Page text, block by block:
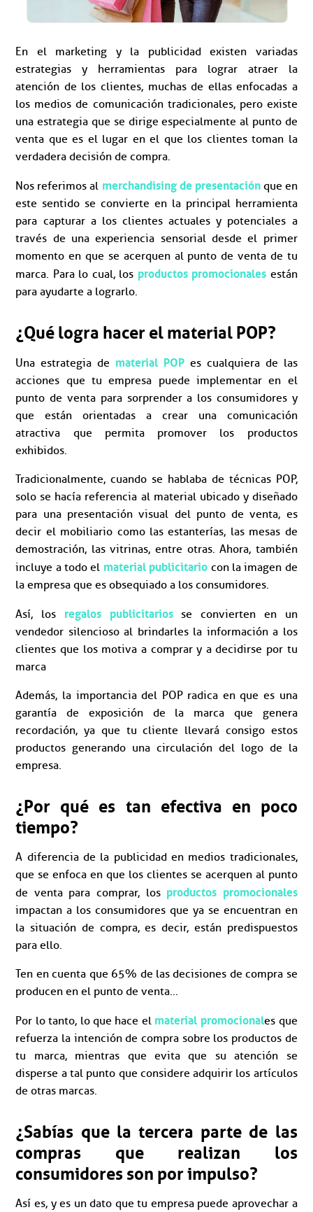
En el marketing y la publicidad existen variadas
estrategias y herramientas para lograr atraer la
atención de los clientes, muchas de ellas enfocadas a
los medios de comunicación tradicionales, pero existe
una estrategia que se dirige especialmente al punto de
venta que es el lugar en el que los clientes toman la
verdadera decisión de compra.
Nos referimos al merchandising de presentación que en
este sentido se convierte en la principal herramienta
para capturar a los clientes actuales y potenciales a
través de una experiencia sensorial desde el primer
momento en que se acerquen al punto de venta de tu
marca. Para lo cual, los productos promocionales están
para ayudarte a lograrlo.
¿Qué logra hacer el material POP?
Una estrategia de material POP es cualquiera de las
acciones que tu empresa puede implementar en el
punto de venta para sorprender a los consumidores y
que están orientadas a crear una comunicación
atractiva que permita promover los productos
exhibidos.
Tradicionalmente, cuando se hablaba de técnicas POP,
solo se hacía referencia al material ubicado y diseñado
para una presentación visual del punto de venta, es
decir el mobiliario como las estanterías, las mesas de
demostración, las vitrinas, entre otras. Ahora, también
incluye a todo el material publicitario con la imagen de
la empresa que es obsequiado a los consumidores.
Así, los regalos publicitarios se convierten en un
vendedor silencioso al brindarles la información a los
clientes que los motiva a comprar y a decidirse por tu
marca
Además, la importancia del POP radica en que es una
garantía de exposición de la marca que genera
recordación, ya que tu cliente llevará consigo estos
productos generando una circulación del logo de la
empresa.
¿Por qué es tan efectiva en poco
tiempo?
A diferencia de la publicidad en medios tradicionales,
que se enfoca en que los clientes se acerquen al punto
de venta para comprar, los productos promocionales
impactan a los consumidores que ya se encuentran en
la situación de compra, es decir, están predispuestos
para ello.
Ten en cuenta que 65% de las decisiones de compra se
producen en el punto de venta...
Por lo tanto, lo que hace el material promocionales que
refuerza la intención de compra sobre los productos de
tu marca, mientras que evita que su atención se
disperse a tal punto que considere adquirir los artículos
de otras marcas.
¿Sabías que la tercera parte de las
compras que realizan los
consumidores son por impulso?
Así es, y es un dato que tu empresa puede aprovechar a